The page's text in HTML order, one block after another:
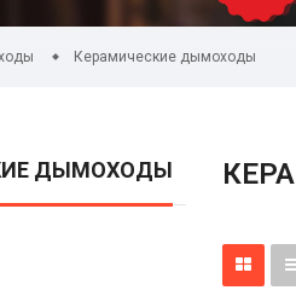
Керамические дымоходы
ДЫМОХОДЫ